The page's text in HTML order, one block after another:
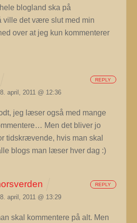
blogland ska på
ville det være slut med min
over at jeg kun kommenterer
april, 2011 @ 12:36
jeg læser også med mange
Men det bliver jo
tidskrævende, hvis man skal
blogs man læser hver dag :)
REPLY
april, 2011 @ 13:29
skal kommentere på alt. Men
REPLY